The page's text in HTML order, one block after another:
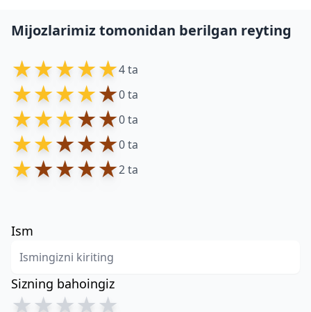
Mijozlarimiz tomonidan berilgan reyting
★★★★★4 ta
★★★★★0 ta
★★★★★0 ta
★★★★★0 ta
★★★★★2 ta
Ism
Sizning bahoingiz
★★★★★